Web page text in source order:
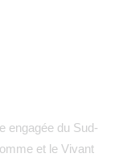
engagée du Sud-
et le Vivant